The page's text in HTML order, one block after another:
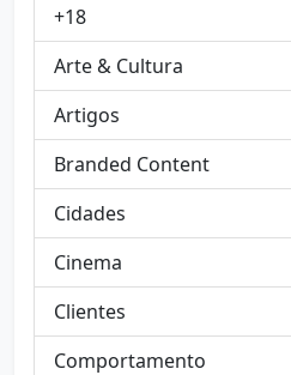
+18
Arte & Cultura
Artigos
Branded Content
Cidades
Cinema
Clientes
Comportamento